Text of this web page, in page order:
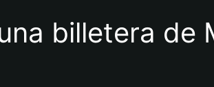
billetera de